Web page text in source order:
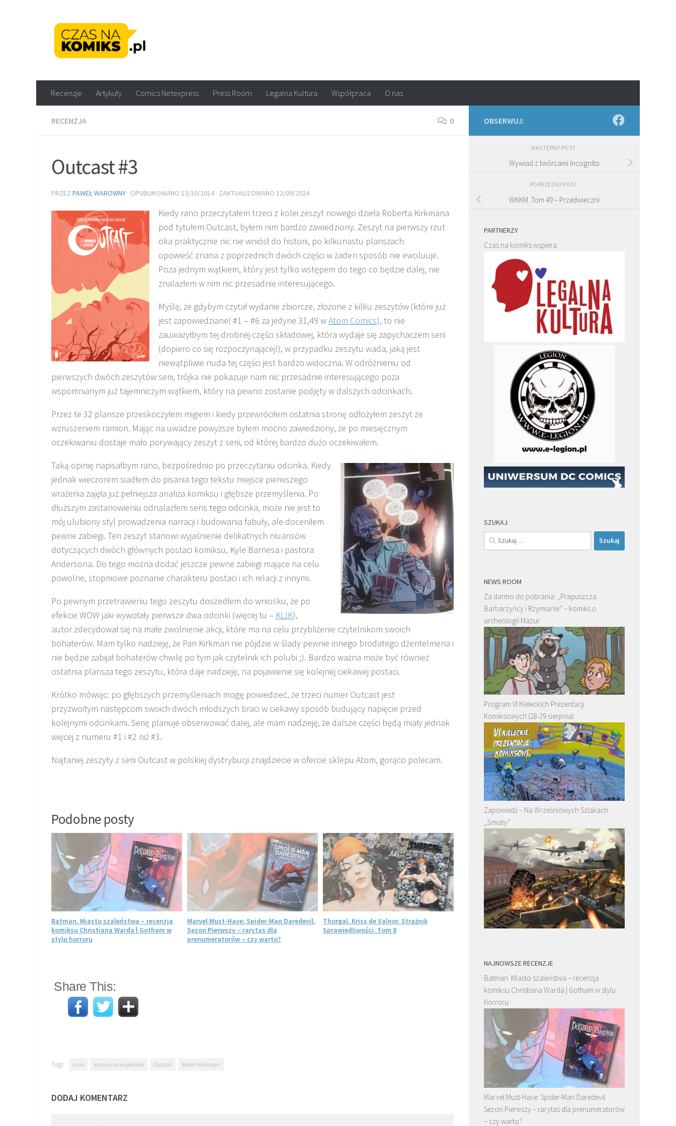
Recenzje Artykuły Comics Netexpress Press Room Legalna Kultura Współpraca O nas
RECENZJA 0
Outcast #3
PRZEZ PAWEŁ WAROWNY · OPUBLIKOWANO 13/10/2014 · ZAKTUALIZOWANO 12/09/2024
Kiedy rano przeczytałem trzeci z kolei zeszyt nowego dzieła Roberta Kirkmana
pod tytułem Outcast, byłem nim bardzo zawiedziony. Zeszyt na pierwszy rzut
oka praktycznie nic nie wniósł do historii, po kilkunastu planszach
opowieść znana z poprzednich dwóch części w żaden sposób nie ewoluuje.
Poza jednym wątkiem, który jest tylko wstępem do tego co będzie dalej, nie
znalazłem w nim nic przesadnie interesującego.
Myślę, że gdybym czytał wydanie zbiorcze, złożone z kilku zeszytów (które już
jest zapowiedziane! #1 – #6 za jedyne 31,49 wAtom Comics), to nie
zauważyłbym tej drobnej części składowej, która wydaje się zapychaczem serii
(dopiero co się rozpoczynającej!), w przypadku zeszytu wada, jaką jest
niewątpliwie nuda tej części jest bardzo widoczna. W odróżnieniu od
pierwszych dwóch zeszytów serii, trójka nie pokazuje nam nic przesadnie interesującego poza
wspomnianym już tajemniczym wątkiem, który na pewno zostanie podjęty w dalszych odcinkach.
Przez te 32 plansze przeskoczyłem migiem i kiedy przewróciłem ostatnia stronę odłożyłem zeszyt ze
wzruszeniem ramion. Mając na uwadze powyższe byłem mocno zawiedziony, że po miesięcznym
oczekiwaniu dostaje mało porywający zeszyt z serii, od której bardzo dużo oczekiwałem.
Taką opinię napisałbym rano, bezpośrednio po przeczytaniu odcinka. Kiedy
jednak wieczorem siadłem do pisania tego tekstu miejsce pierwszego
wrażenia zajęła już pełniejsza analiza komiksu i głębsze przemyślenia. Po
dłuższym zastanowieniu odnalazłem sens tego odcinka, może nie jest to
mój ulubiony styl prowadzenia narracji i budowania fabuły, ale doceniłem
pewne zabiegi. Ten zeszyt stanowi wyjaśnienie delikatnych niuansów
dotyczących dwóch głównych postaci komiksu, Kyle Barnesa i pastora
Andersona. Do tego można dodać jeszcze pewne zabiegi mające na celu
powolne, stopniowe poznanie charakteru postaci i ich relacji z innymi.
Po pewnym przetrawieniu tego zeszytu doszedłem do wniosku, że po
efekcie WOW jaki wywołały pierwsze dwa odcinki (więcej tu – KLIK),
autor zdecydował się na małe zwolnienie akcji, które ma na celu przybliżenie czytelnikom swoich
bohaterów. Mam tylko nadzieję, że Pan Kirkman nie pójdzie w ślady pewnie innego brodatego dżentelmena i
nie będzie zabijał bohaterów chwilę po tym jak czytelnik ich polubi ;). Bardzo ważna może być również
ostatnia plansza tego zeszytu, która daje nadzieję, na pojawienie się kolejnej ciekawej postaci.
Krótko mówiąc: po głębszych przemyśleniach mogę powiedzieć, że trzeci numer Outcast jest
przyzwoitym następcom swoich dwóch młodszych braci w ciekawy sposób budujący napięcie przed
kolejnymi odcinkami. Serię planuje obserwować dalej, ale mam nadzieję, że dalsze części będą miały jednak
więcej z numeru #1 i #2 niż #3.
Najtaniej zeszyty z serii Outcast w polskiej dystrybucji znajdziecie w ofercie sklepu Atom, gorąco polecam.
Podobne posty
Batman. Miasto szaleństwa – recenzja
komiksu Christiana Warda | Gotham w
stylu horroru
Marvel Must-Have: Spider-Man Daredevil.
Sezon Pierwszy – rarytas dla
prenumeratorów – czy warto?
Thorgal. Kriss de Valnor. Strażnik
Sprawiedliwości. Tom 8
G.I. Joe. Wojna z Drednokami. Tom 3 –
recenzja. Energon Universe z gazem
Smarkula. California
recenzja. Nie Scott
Share This:
Tagi: Inne komiks amerykański Outcast Robert Kirkman
DODAJ KOMENTARZ
OBSERWUJ:
NASTĘPNY POST
Wywiad z twórcami Incognito
POPRZEDNI POST
WKKM. Tom 49 – Przedwieczni
PARTNERZY
Czas na komiks wspiera:
SZUKAJ
Szukaj:
NEWS ROOM
Za darmo do pobrania: „Prapuszcza.
Barbarzyńcy i Rzymianie” – komiks o
archeologii Mazur
Program VI Kieleckich Prezentacji
Komiksowych (28-29 sierpnia)
Zapowiedź – Na Wrześniowych Szlakach
„Śmiały”
NAJNOWSZE RECENZJE
Batman. Miasto szaleństwa – recenzja
komiksu Christiana Warda | Gotham w stylu
horroru
Marvel Must-Have: Spider-Man Daredevil.
Sezon Pierwszy – rarytas dla prenumeratorów
– czy warto?